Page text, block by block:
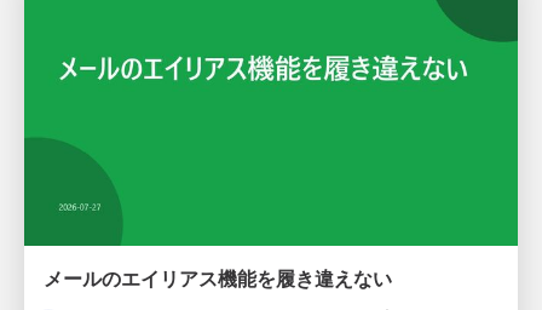
メールのエイリアス機能を履き違えない